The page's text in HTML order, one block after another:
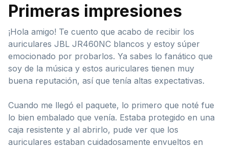
Primeras impresiones
¡Hola amigo! Te cuento que acabo de recibir los
auriculares JBL JR460NC blancos y estoy súper
emocionado por probarlos. Ya sabes lo fanático que
soy de la música y estos auriculares tienen muy
buena reputación, así que tenía altas expectativas.
Cuando me llegó el paquete, lo primero que noté fue
lo bien embalado que venía. Estaba protegido en una
caja resistente y al abrirlo, pude ver que los
auriculares estaban cuidadosamente envueltos en